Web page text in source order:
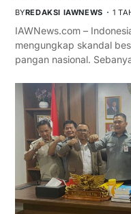
BYREDAKSI IAWNEWS 1
IAWNews.com –
mengungkap skandal
pangan nasional.